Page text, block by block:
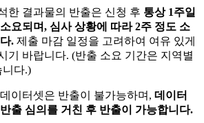
한 결과물의 반출은 신청 후 통상 1주일
요되며, 심사 상황에 따라 2주 정도 소
. 제출 마감 일정을 고려하여 여유 있게
기 바랍니다. (반출 소요 기간은 지역별
니다.)
이터셋은 반출이 불가능하며, 데이터
출 심의를 거친 후 반출이 가능합니다.